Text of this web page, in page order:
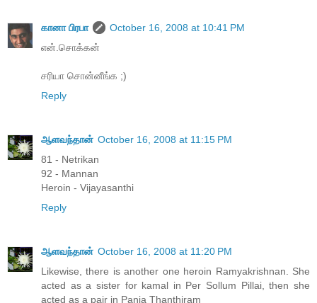
கானா பிரபா
October 16, 2008 at 10:41 PM
என்.சொக்கன்
சரியா சொன்னீங்க ;)
Reply
ஆளவந்தான் October 16, 2008 at 11:15 PM
81 - Netrikan
92 - Mannan
Heroin - Vijayasanthi
Reply
ஆளவந்தான் October 16, 2008 at 11:20 PM
Likewise, there is another one heroin Ramyakrishnan. She
acted as a sister for kamal in Per Sollum Pillai, then she
acted as a pair in Panja Thanthiram